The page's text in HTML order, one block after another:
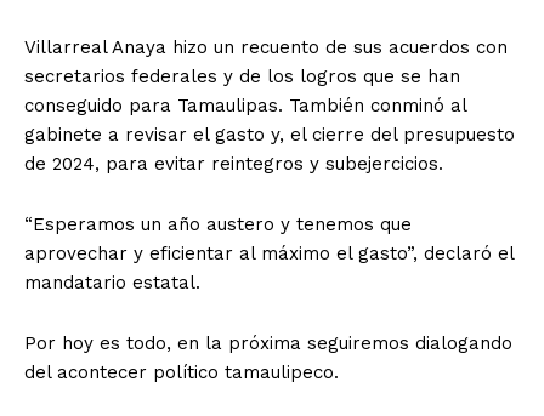
Villarreal Anaya hizo un recuento de sus acuerdos con
secretarios federales y de los logros que se han
conseguido para Tamaulipas. También conminó al
gabinete a revisar el gasto y, el cierre del presupuesto
de 2024, para evitar reintegros y subejercicios.
“Esperamos un año austero y tenemos que
aprovechar y eficientar al máximo el gasto”, declaró el
mandatario estatal.
Por hoy es todo, en la próxima seguiremos dialogando
del acontecer político tamaulipeco.